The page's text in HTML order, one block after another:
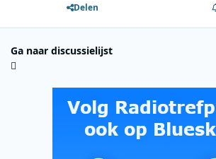
Delen
Ga naar discussielijst